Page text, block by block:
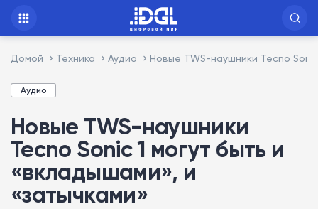
Домой Техника Аудио Новые TWS-наушники Tecno
Аудио
Новые TWS-наушники
Tecno Sonic 1 могут быть и
«вкладышами», и
«затычками»